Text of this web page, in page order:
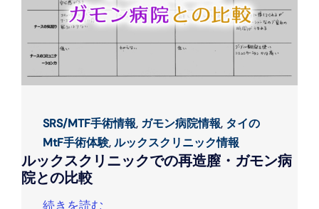
SRS/MTF手術情報, ガモン病院情報, タイの
MtF手術体験,ルックスクリニック情報
ルックスクリニックでの再造膣・ガモン病
院との比較
続きを読む